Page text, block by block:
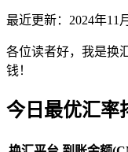
最近更新： 2024年11
各位读者好，我是换
钱！
今日最优汇率